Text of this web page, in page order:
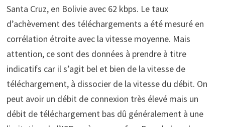
Santa Cruz, en Bolivie avec 62 kbps. Le taux
d’achèvement des téléchargements a été mesuré en
corrélation étroite avec la vitesse moyenne. Mais
attention, ce sont des données à prendre à titre
indicatifs car il s’agit bel et bien de la vitesse de
téléchargement, à dissocier de la vitesse du débit. On
peut avoir un débit de connexion très élevé mais un
débit de téléchargement bas dû généralement à une